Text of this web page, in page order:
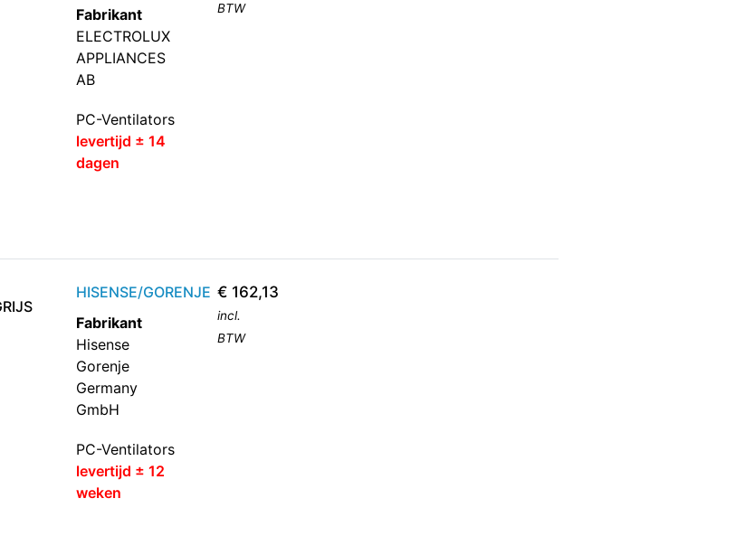
Fabrikant
ELECTROLUX
APPLIANCES
AB
PC-Ventilators
levertijd ± 14
dagen
BTW
HISENSE/GORENJE
Fabrikant
Hisense
Gorenje
Germany
GmbH
PC-Ventilators
levertijd ± 12
weken
€ 162,13
incl.
BTW